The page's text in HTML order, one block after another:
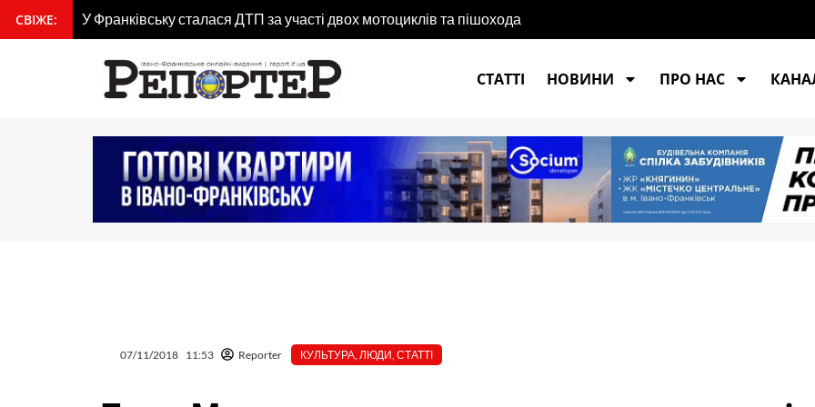
вмісту
СВІЖЕ:
«Страх нікуди не подівся». Через 3 місяці після удару "шахеда" у Франківську мешканці оговтуються і
СТАТТІ
НОВИНИ ПРО НАС
07/11/2018 11:53 Reporter КУЛЬТУРА ЛЮДИ СТАТТІ